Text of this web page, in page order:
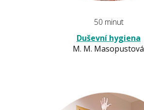
50 minut
Duševní hygiena
M. M. Masopustová